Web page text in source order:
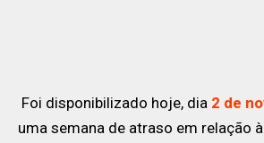
Foi disponibilizado hoje, dia 2 de
uma semana de atraso em relação